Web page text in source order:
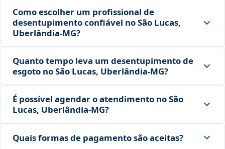
Como escolher um profissional de
desentupimento confiável no São Lucas,
Uberlândia‑MG?
Quanto tempo leva um desentupimento de
esgoto no São Lucas, Uberlândia‑MG?
É possível agendar o atendimento no São
Lucas, Uberlândia‑MG?
Quais formas de pagamento são aceitas?